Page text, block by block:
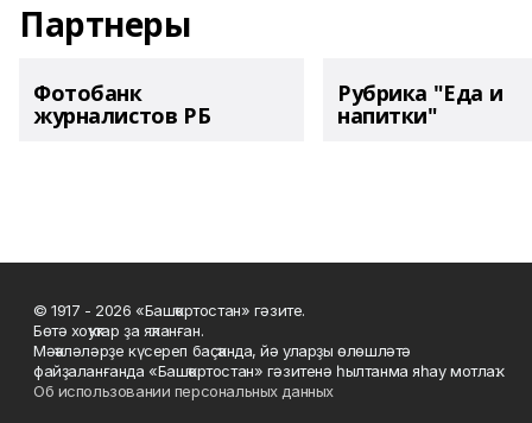
Партнеры
Фотобанк
журналистов РБ
Рубрика "Еда и
напитки"
© 1917 - 2026 «Башҡортостан» гәзите.
Бөтә хоҡуҡтар ҙа яҡланған.
Мәҡәләләрҙе күсереп баҫҡанда, йә уларҙы өлөшләтә
файҙаланғанда «Башҡортостан» гәзитенә һылтанма яһау мотлаҡ.
Об использовании персональных данных